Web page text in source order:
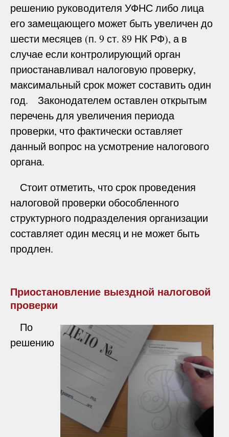
решению руководителя УФНС либо лица
его замещающего может быть увеличен до
шести месяцев (п. 9 ст. 89 НК РФ), а в
случае если контролирующий орган
приостанавливал налоговую проверку,
максимальный срок может составить один
год. Законодателем оставлен открытым
перечень для увеличения периода
проверки, что фактически оставляет
данный вопрос на усмотрение налогового
органа.
Стоит отметить, что срок проведения
налоговой проверки обособленного
структурного подразделения организации
составляет один месяц и не может быть
продлен.
Приостановление выездной налоговой
проверки
По
решению